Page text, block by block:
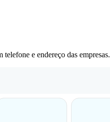
telefone e endereço das empresas.